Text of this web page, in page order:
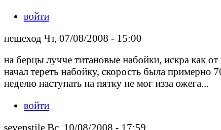
войти
пешеход Чт, 07/08/2008 - 15:00
на берцы лучче титановые набойки, искра как
начал тереть набойку, скорость была примерно
неделю наступать на пятку не мог изза ожега...
войти
sevenstile Вс, 10/08/2008 - 17:59